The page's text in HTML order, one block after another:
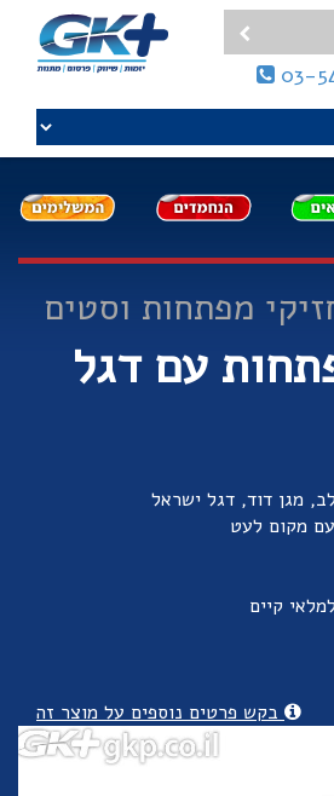
מפתחות וסטים
עם דגל
מגן דוד, דגל ישראל
מקום לעט
קיים
בקש פרטים נוספים על מוצר זה